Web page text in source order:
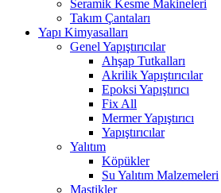
Seramik Kesme Makineleri
Takım Çantaları
Yapı Kimyasalları
Genel Yapıştırıcılar
Ahşap Tutkalları
Akrilik Yapıştırıcılar
Epoksi Yapıştırıcı
Fix All
Mermer Yapıştırıcı
Yapıştırıcılar
Yalıtım
Köpükler
Su Yalıtım Malzemeleri
Mastikler